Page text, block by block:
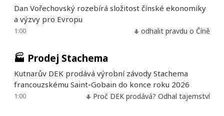
Dan Vořechovský rozebírá složitost čínské ekonomiky
a výzvy pro Evropu
1:00 odhalit pravdu o Číně
🏭 Prodej Stachema
Kutnarův DEK prodává výrobní závody Stachema
francouzskému Saint-Gobain do konce roku 2026
1:00 Proč DEK prodává? Odhal tajemství